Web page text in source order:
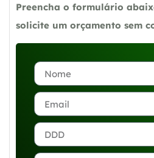
Preencha o formulário
solicite um orçamento sem